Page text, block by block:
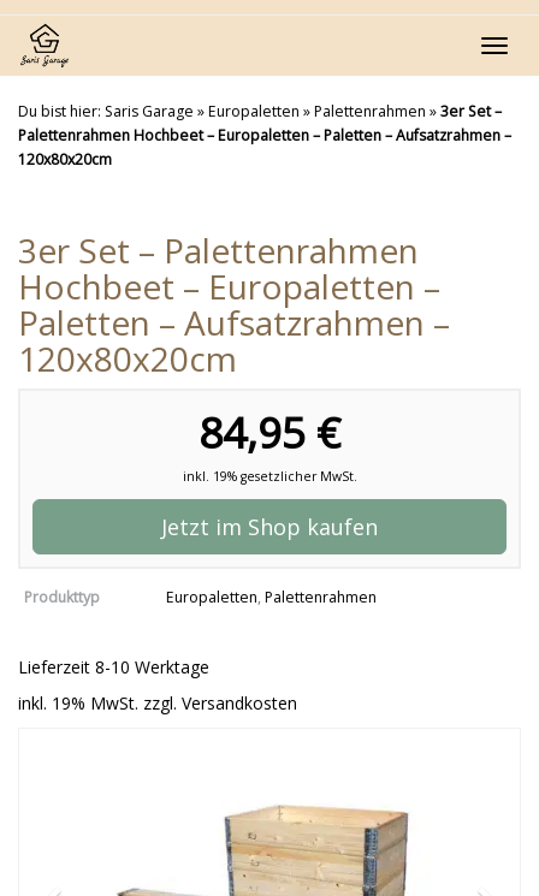
Skip
main
content
Du bist hier: Saris Garage »Europaletten »Palettenrahmen »3er Set –
Palettenrahmen Hochbeet – Europaletten – Paletten – Aufsatzrahmen –
120x80x20cm
3er Set – Palettenrahmen
Hochbeet – Europaletten –
Paletten – Aufsatzrahmen –
120x80x20cm
84,95 €
inkl. 19% gesetzlicher MwSt.
Jetzt im Shop kaufen
Produkttyp Europaletten, Palettenrahmen
Lieferzeit 8-10 Werktage
inkl. 19% MwSt. zzgl. Versandkosten